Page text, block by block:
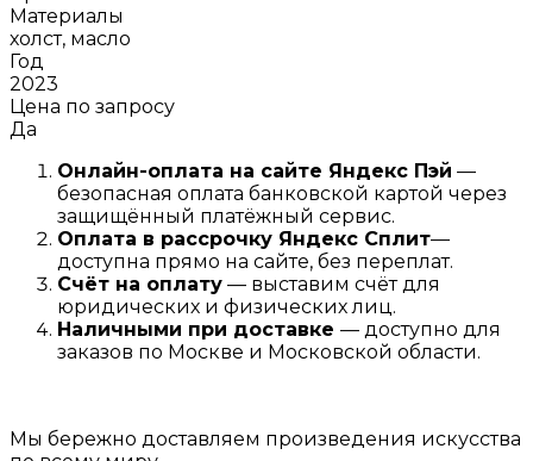
Материалы
холст, масло
Год
2023
Цена по запросу
Да
Онлайн-оплата на сайте Яндекс Пэй —
безопасная оплата банковской картой через
защищённый платёжный сервис.
Оплата в рассрочку Я ндекс Сплит—
доступна прямо на сайте, без переплат.
Счёт на оплату — выставим счёт для
юридических и физических лиц.
Наличными при доставке — доступно для
заказов по Москве и Московской области.
Мы бережно доставляем произведения искусства